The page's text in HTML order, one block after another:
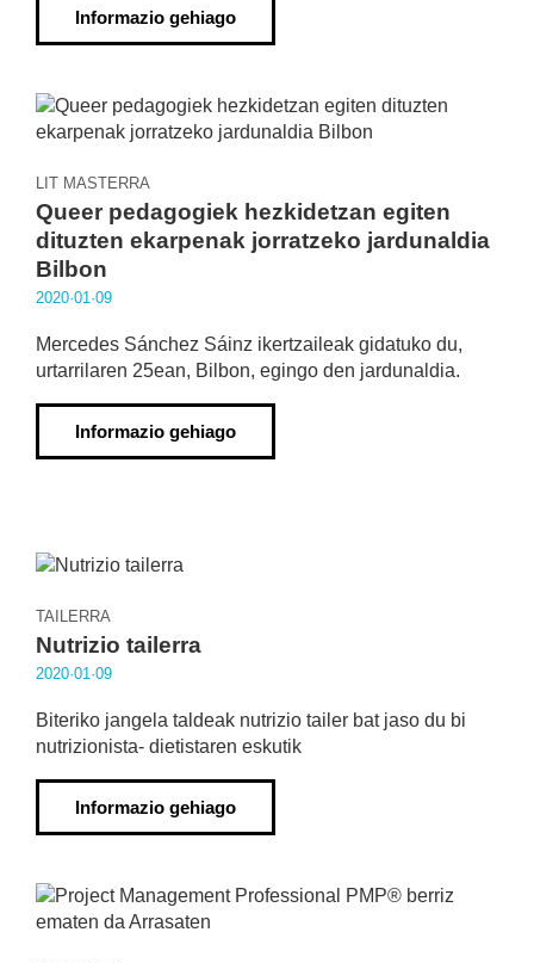
Informazio gehiago
LIT MASTERRA
Queer pedagogiek hezkidetzan egiten
dituzten ekarpenak jorratzeko jardunaldia
Bilbon
2020·01·09
Mercedes Sánchez Sáinz ikertzaileak gidatuko du,
urtarrilaren 25ean, Bilbon, egingo den jardunaldia.
Informazio gehiago
TAILERRA
Nutrizio tailerra
2020·01·09
Biteriko jangela taldeak nutrizio tailer bat jaso du bi
nutrizionista- dietistaren eskutik
Informazio gehiago